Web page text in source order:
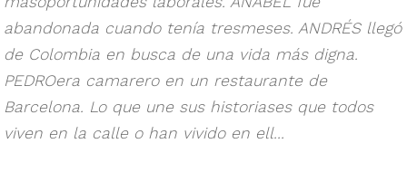
abandonada cuando tenía tresmeses. ANDRÉS llegó
de Colombia en busca de una vida más digna.
PEDROera camarero en un restaurante de
Barcelona. Lo que une sus historiases que todos
viven en la calle o han vivido en ell...